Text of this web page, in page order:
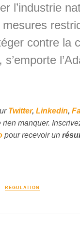
l’industrie
contre la
s’emporte
Twitter, Linkedin,
rien manquer.
pour recevoir un
REGULATION